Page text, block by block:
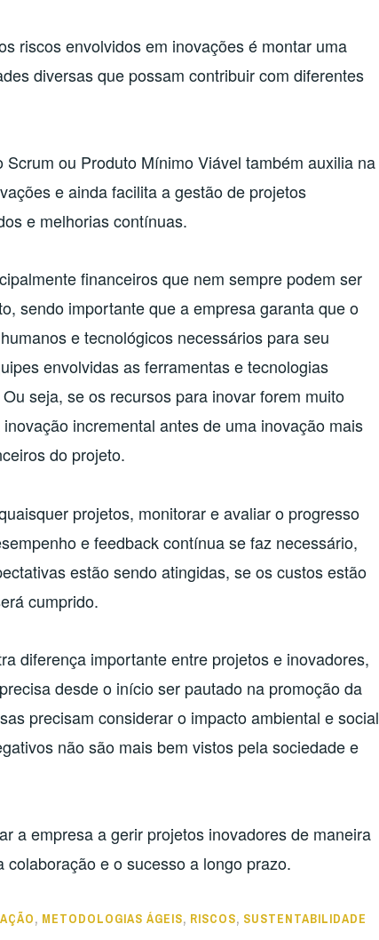
riscos envolvidos em inovações é montar uma
diversas que possam contribuir com diferentes
ou Produto Mínimo Viável também auxilia na
e ainda facilita a gestão de projetos
e melhorias contínuas.
financeiros que nem sempre podem ser
sendo importante que a empresa garanta que o
e tecnológicos necessários para seu
envolvidas as ferramentas e tecnologias
seja, se os recursos para inovar forem muito
incremental antes de uma inovação mais
do projeto.
projetos, monitorar e avaliar o progresso
e feedback contínua se faz necessário,
estão sendo atingidas, se os custos estão
cumprido.
diferença importante entre projetos e inovadores,
desde o início ser pautado na promoção da
precisam considerar o impacto ambiental e social
não são mais bem vistos pela sociedade e
a empresa a gerir projetos inovadores de maneira
e o sucesso a longo prazo.
, METODOLOGIAS ÁGEIS, RISCOS, SUSTENTABILIDADE